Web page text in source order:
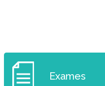
Exames